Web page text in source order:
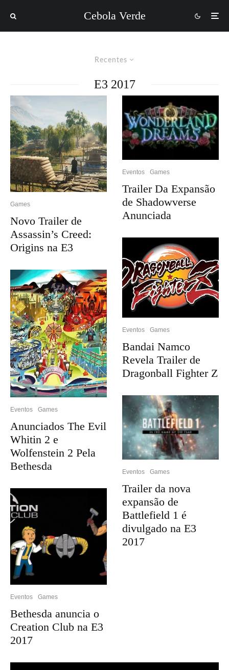
Cebola Verde
Recentes
E3 2017
Games
Novo Trailer de
Assassin’s Creed:
Origins na E3
Eventos Games
Anunciados The Evil
Whitin 2 e
Wolfenstein 2 Pela
Bethesda
Eventos Games
Bethesda anuncia o
Creation Club na E3
2017
Eventos Games
Trailer Da Expansão
de Shadowverse
Anunciada
Eventos Games
Bandai Namco
Revela Trailer de
Dragonball Fighter Z
Eventos Games
Trailer da nova
expansão de
Battlefield 1 é
divulgado na E3
2017